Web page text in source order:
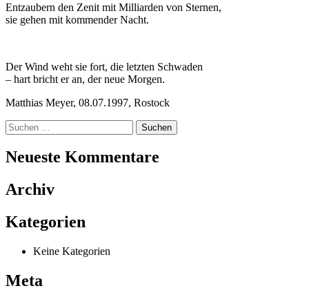
Entzaubern den Zenit mit Milliarden von Sternen,
sie gehen mit kommender Nacht.
Der Wind weht sie fort, die letzten Schwaden
– hart bricht er an, der neue Morgen.
Matthias Meyer, 08.07.1997, Rostock
Suche
nach:
Neueste Kommentare
Archiv
Kategorien
Keine Kategorien
Meta